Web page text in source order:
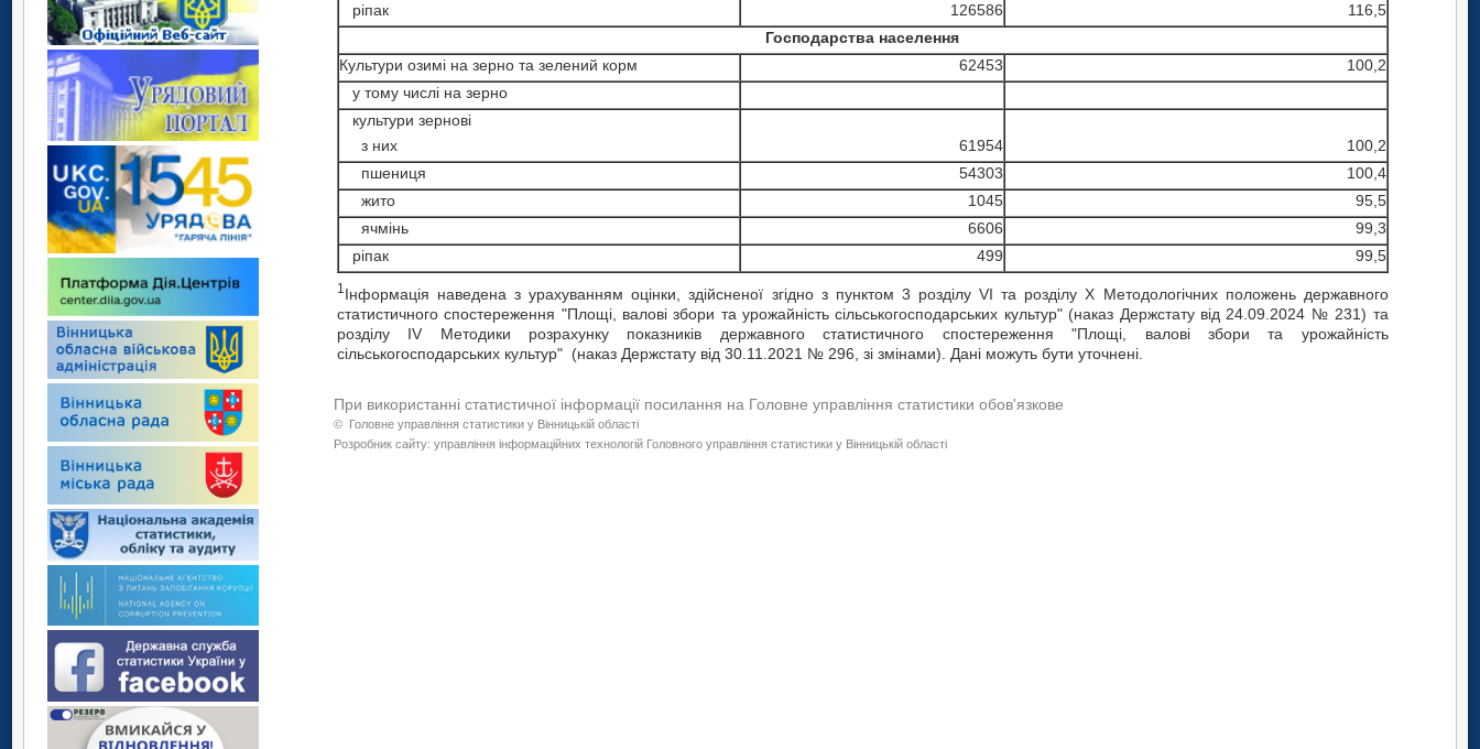
ріпак
126586
116,5
Господарства населення
Культури озимі на зерно та зелений корм
62453
100,2
у тому числі на зерно
культури зернові
з них
61954
100,2
пшениця
54303
100,4
жито
1045
95,5
ячмінь
6606
99,3
ріпак
499 99,5
1 Інформація наведена з урахуванням оцінки, здійсненої згідно з пунктом 3 розділу VІ та розділу Х Методологічних положень державного
статистичного спостереження "Площі, валові збори та урожайність сільськогосподарських культур" (наказ Держстату від 24.09.2024 № 231) та
розділу ІV Методики розрахунку показників державного статистичного спостереження "Площі, валові збори та урожайність
сільськогосподарських культур" (наказ Держстату від 30.11.2021 № 296, зі змінами). Дані можуть бути уточнені.
При використанні статистичної інформації посилання на Головне управління статистики обов'язкове
© Головне управління статистики у Вінницькій області
Розробник сайту: управління інформаційних технологій Головного управління статистики у Вінницькій області